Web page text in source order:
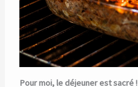
Pour moi, le déjeuner est sacré !